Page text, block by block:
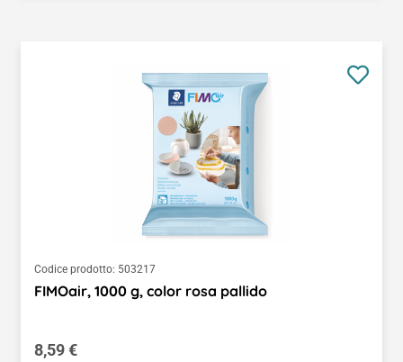
Codice prodotto: 503217
FIMOair, 1000 g, color rosa pallido
Prezzo normale:
8,59 €